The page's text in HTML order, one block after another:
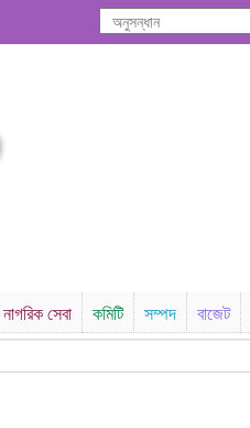
নাগরিক সেবা কমিটি সম্পদ বাজেট